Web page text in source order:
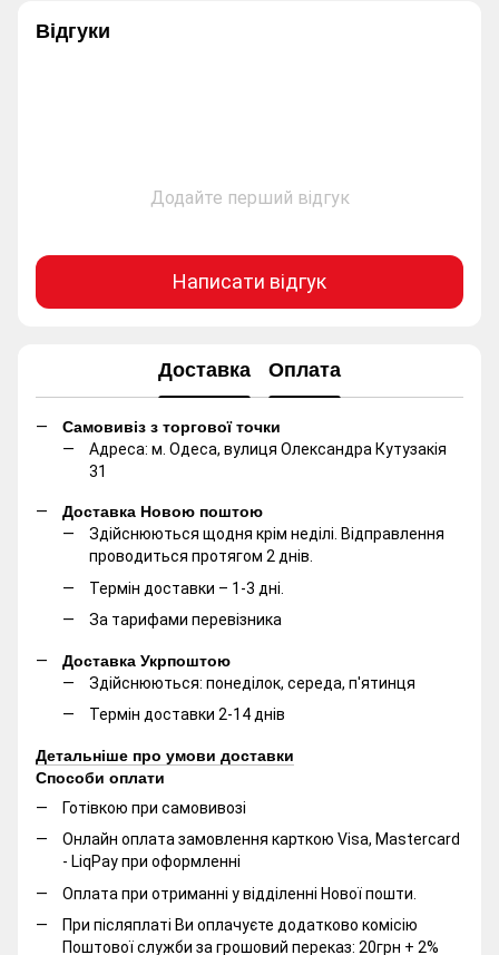
Відгуки
Додайте перший відгук
Написати відгук
Доставка Оплата
Самовивіз з торгової точки
Адреса: м. Одеса, вулиця Олександра Кутузакія
31
Доставка Новою поштою
Здійснюються щодня крім неділі. Відправлення
проводиться протягом 2 днів.
Термін доставки – 1-3 дні.
За тарифами перевізника
Доставка Укрпоштою
Здійснюються: понеділок, середа, п'ятинця
Термін доставки 2-14 днів
Детальніше про умови доставки
Способи оплати
Готівкою при самовивозі
Онлайн оплата замовлення карткою Visa, Mastercard
- LiqPay при оформленні
Оплата при отриманні у відділенні Нової пошти.
При післяплаті Ви оплачуєте додатково комісію
Поштової служби за грошовий переказ: 20грн + 2%